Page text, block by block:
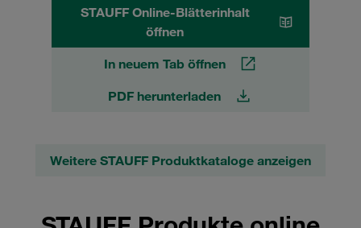
STAUFF Online-Blätterinhalt
öffnen
In neuem Tab öffnen
PDF herunterladen
Weitere STAUFF Produktkataloge anzeigen